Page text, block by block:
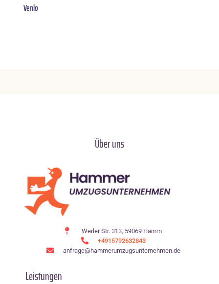
Venlo
Über uns
Werler Str. 313, 59069 Hamm
+4915792632843
anfrage@hammerumzugsunternehmen.de
Leistungen